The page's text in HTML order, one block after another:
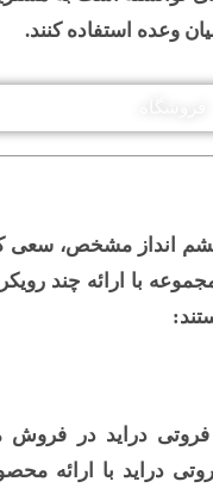
وعده استفاده کنند.
انداز مشخص، سعی
با ارائه چند
دراید در
دراید با ارائه